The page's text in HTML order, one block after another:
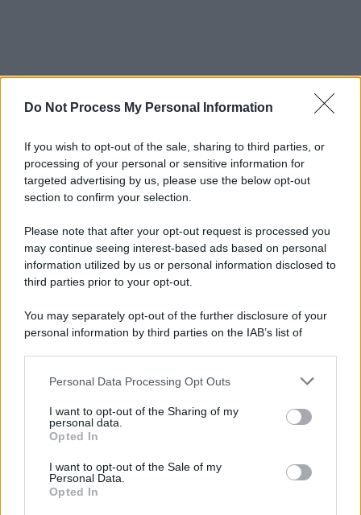
Do Not Process My Personal Information
If you wish to opt-out of the sale, sharing to third parties, or
processing of your personal or sensitive information for
targeted advertising by us, please use the below opt-out
section to confirm your selection.
Please note that after your opt-out request is processed you
may continue seeing interest-based ads based on personal
information utilized by us or personal information disclosed to
third parties prior to your opt-out.
You may separately opt-out of the further disclosure of your
personal information by third parties on the IAB’s list of
This information may also be disclosed by us to third parties
disclose it to other third parties.
Please note that this website/app uses one or more Google
services and may gather and store information including but
not limited to your visit or usage behaviour. You may click to
grant or deny consent to Google and its third-party tags to
Personal Data Processing Opt Outs
I want to opt-out of the Sharing of my
personal data.
Opted In
I want to opt-out of the Sale of my
Personal Data.
Opted In